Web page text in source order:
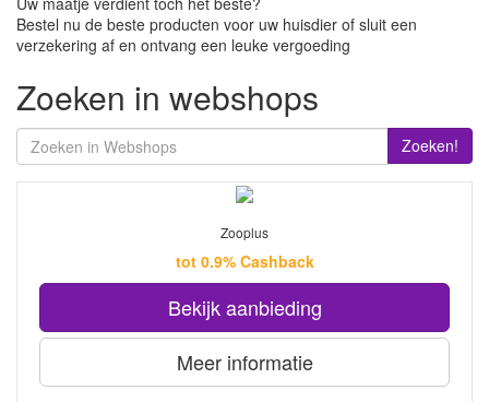
Bestel nu de beste producten voor uw huisdier of sluit een
verzekering af en ontvang een leuke vergoeding
Zoeken in webshops
Zoeken!
Zooplus
tot 0.9% Cashback
Bekijk aanbieding
Meer informatie